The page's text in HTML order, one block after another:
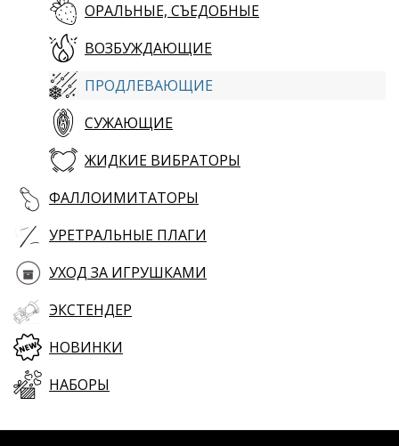
ОРАЛЬНЫЕ, СЪЕДОБНЫЕ
ВОЗБУЖДАЮЩИЕ
ПРОДЛЕВАЮЩИЕ
СУЖАЮЩИЕ
ЖИДКИЕ ВИБРАТОРЫ
ФАЛЛОИМИТАТОРЫ
УРЕТРАЛЬНЫЕ ПЛАГИ
УХОД ЗА ИГРУШКАМИ
ЭКСТЕНДЕР
НОВИНКИ
НАБОРЫ